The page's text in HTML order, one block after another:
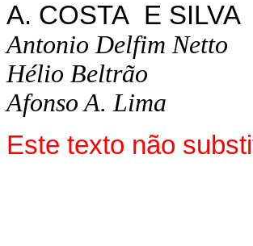
A. COSTA E SILVA
Antonio Delfim Netto
Hélio Beltrão
Afonso A. Lima
Este texto não